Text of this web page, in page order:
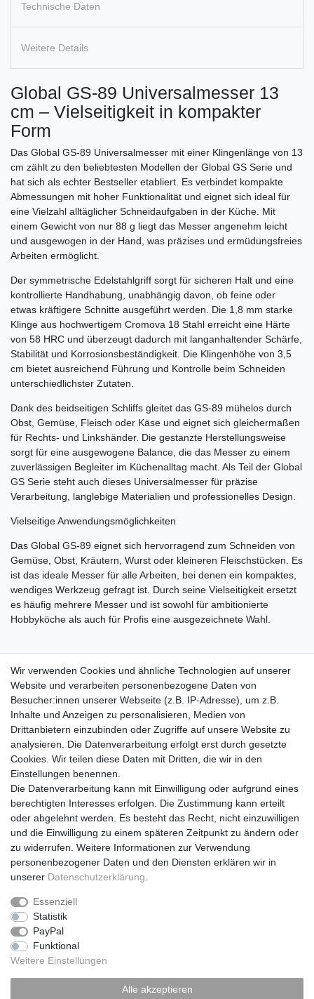
Technische Daten
Weitere Details
Global GS-89 Universalmesser 13
cm – Vielseitigkeit in kompakter
Form
Das Global GS-89 Universalmesser mit einer Klingenlänge von 13
cm zählt zu den beliebtesten Modellen der Global GS Serie und
hat sich als echter Bestseller etabliert. Es verbindet kompakte
Abmessungen mit hoher Funktionalität und eignet sich ideal für
eine Vielzahl alltäglicher Schneidaufgaben in der Küche. Mit
einem Gewicht von nur 88 g liegt das Messer angenehm leicht
und ausgewogen in der Hand, was präzises und ermüdungsfreies
Arbeiten ermöglicht.
Der symmetrische Edelstahlgriff sorgt für sicheren Halt und eine
kontrollierte Handhabung, unabhängig davon, ob feine oder
etwas kräftigere Schnitte ausgeführt werden. Die 1,8 mm starke
Klinge aus hochwertigem Cromova 18 Stahl erreicht eine Härte
von 58 HRC und überzeugt dadurch mit langanhaltender Schärfe,
Stabilität und Korrosionsbeständigkeit. Die Klingenhöhe von 3,5
cm bietet ausreichend Führung und Kontrolle beim Schneiden
unterschiedlichster Zutaten.
Dank des beidseitigen Schliffs gleitet das GS-89 mühelos durch
Obst, Gemüse, Fleisch oder Käse und eignet sich gleichermaßen
für Rechts- und Linkshänder. Die gestanzte Herstellungsweise
sorgt für eine ausgewogene Balance, die das Messer zu einem
zuverlässigen Begleiter im Küchenalltag macht. Als Teil der Global
GS Serie steht auch dieses Universalmesser für präzise
Verarbeitung, langlebige Materialien und professionelles Design.
Vielseitige Anwendungsmöglichkeiten
Das Global GS-89 eignet sich hervorragend zum Schneiden von
Gemüse, Obst, Kräutern, Wurst oder kleineren Fleischstücken. Es
ist das ideale Messer für alle Arbeiten, bei denen ein kompaktes,
wendiges Werkzeug gefragt ist. Durch seine Vielseitigkeit ersetzt
es häufig mehrere Messer und ist sowohl für ambitionierte
Hobbyköche als auch für Profis eine ausgezeichnete Wahl.
EINKAUFEN
Zahlungsarten
Versandarten & -kosten
Widerrufsrecht
MEIN KONTO
Registrieren
UNTERNEHMEN
Kontakt
AGB
Impressum
About Burny
Unsere kompetenten Mitarbeiter beraten Sie gerne unter:
Wir verwenden Cookies und ähnliche Technologien auf unserer
Website und verarbeiten personenbezogene Daten von
Besucher:innen unserer Webseite (z.B. IP-Adresse), um z.B.
Inhalte und Anzeigen zu personalisieren, Medien von
Drittanbietern einzubinden oder Zugriffe auf unsere Website zu
analysieren. Die Datenverarbeitung erfolgt erst durch gesetzte
Cookies. Wir teilen diese Daten mit Dritten, die wir in den
Einstellungen benennen.
Die Datenverarbeitung kann mit Einwilligung oder aufgrund eines
berechtigten Interesses erfolgen. Die Zustimmung kann erteilt
oder abgelehnt werden. Es besteht das Recht, nicht einzuwilligen
und die Einwilligung zu einem späteren Zeitpunkt zu ändern oder
zu widerrufen. Weitere Informationen zur Verwendung
personenbezogener Daten und den Diensten erklären wir in
unserer Daten­schutz­erklärung
Essenziell
Statistik
PayPal
Funktional
Weitere Einstellungen
Alle akzeptieren